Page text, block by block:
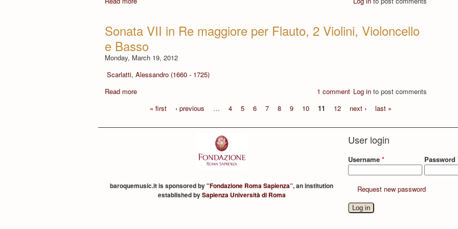
Sonata VII in Re maggiore per Flauto, 2 Violini, Violoncello
e Basso
Monday, March 19, 2012
Scarlatti, Alessandro (1660 - 1725)
Read more
1 comment Log in to post comments
« first
‹ previous … 4 5 6 7 8 9 10 11 12 next › last »
baroquemusic.it is sponsored by "Fondazione Roma Sapienza”, an institution
established bySapienza Università di Roma
User login
Username* Password
Request new password